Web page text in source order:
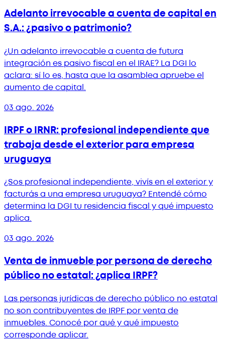
Adelanto irrevocable a cuenta de capital en
S.A.: ¿pasivo o patrimonio?
¿Un adelanto irrevocable a cuenta de futura
integración es pasivo fiscal en el IRAE? La DGI lo
aclara: sí lo es, hasta que la asamblea apruebe el
aumento de capital.
03 ago. 2026
IRPF o IRNR: profesional independiente que
trabaja desde el exterior para empresa
uruguaya
¿Sos profesional independiente, vivís en el exterior y
facturás a una empresa uruguaya? Entendé cómo
determina la DGI tu residencia fiscal y qué impuesto
aplica.
03 ago. 2026
Venta de inmueble por persona de derecho
público no estatal: ¿aplica IRPF?
Las personas jurídicas de derecho público no estatal
no son contribuyentes de IRPF por venta de
inmuebles. Conocé por qué y qué impuesto
corresponde aplicar.